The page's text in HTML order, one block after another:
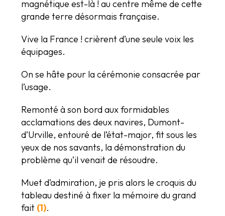
magnétique est-là ! au centre même de cette
grande terre désormais française.
Vive la France ! crièrent d’une seule voix les
équipages.
On se hâte pour la cérémonie consacrée par
l’usage.
Remonté à son bord aux formidables
acclamations des deux navires, Dumont-
d’Urville, entouré de l’état-major, fit sous les
yeux de nos savants, la démonstration du
problème qu’il venait de résoudre.
Muet d’admiration, je pris alors le croquis du
tableau destiné à fixer la mémoire du grand
fait (1).